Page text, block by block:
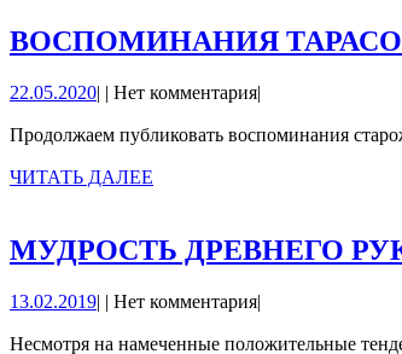
ВОСПОМИНАНИЯ
22.05.202022.05.2020
| | Нет комментария|
Продолжаем публиковать воспоминания
ЧИТАТЬ ДАЛЕЕ
МУДРОСТЬ ДРЕВНЕГО
13.02.201913.02.2019
| | Нет комментария|
Несмотря на намеченные положительные